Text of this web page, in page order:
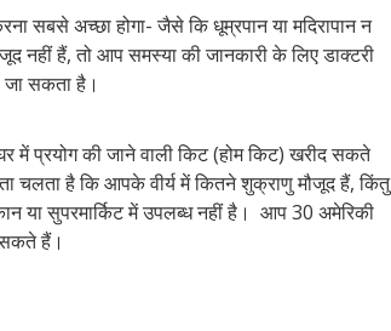
सबसे अच्छा होगा- जैसे कि धूम्रपान या मदिरापान न
नहीं हैं, तो आप समस्या की जानकारी के लिए डाक्टरी
सकता है।
में प्रयोग की जाने वाली किट (होम किट) खरीद सकते
चलता है कि आपके वीर्य में कितने शुक्राणु मौजूद हैं, किंतु
या सुपरमार्किट में उपलब्ध नहीं है। आप 30 अमेरिकी
सकते हैं।